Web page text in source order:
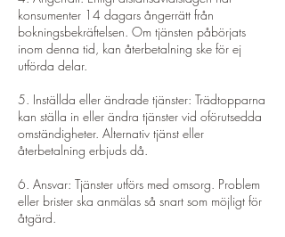
konsumenter 14 dagars ångerrätt från
bokningsbekräftelsen. Om tjänsten påbörjats
inom denna tid, kan återbetalning ske för ej
utförda delar.
5. Inställda eller ändrade tjänster: Trädtopparna
kan ställa in eller ändra tjänster vid oförutsedda
omständigheter. Alternativ tjänst eller
återbetalning erbjuds då.
6. Ansvar: Tjänster utförs med omsorg. Problem
eller brister ska anmälas så snart som möjligt för
åtgärd.